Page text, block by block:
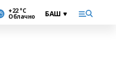
+22 °С
Облачно